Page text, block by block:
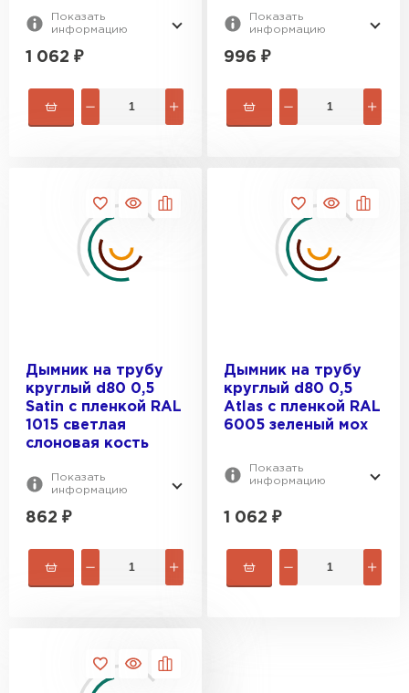
Показать
информацию
1 062 ₽
Показать
информацию
996 ₽
Дымник на трубу
круглый d80 0,5
Satin с пленкой RAL
1015 светлая
слоновая кость
Показать
информацию
862 ₽
Дымник на трубу
круглый d80 0,5
Atlas с пленкой RAL
6005 зеленый мох
Показать
информацию
1 062 ₽